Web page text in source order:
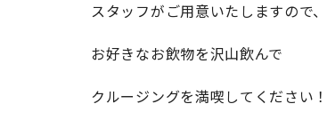
スタッフがご用意いたしますので、
お好きなお飲物を沢山飲んで
クルージングを満喫してください！